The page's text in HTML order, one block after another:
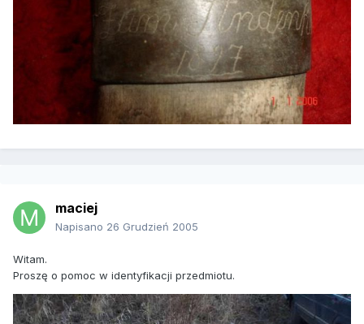
maciej
Napisano 26 Grudzień 2005
Witam.
Proszę o pomoc w identyfikacji przedmiotu.